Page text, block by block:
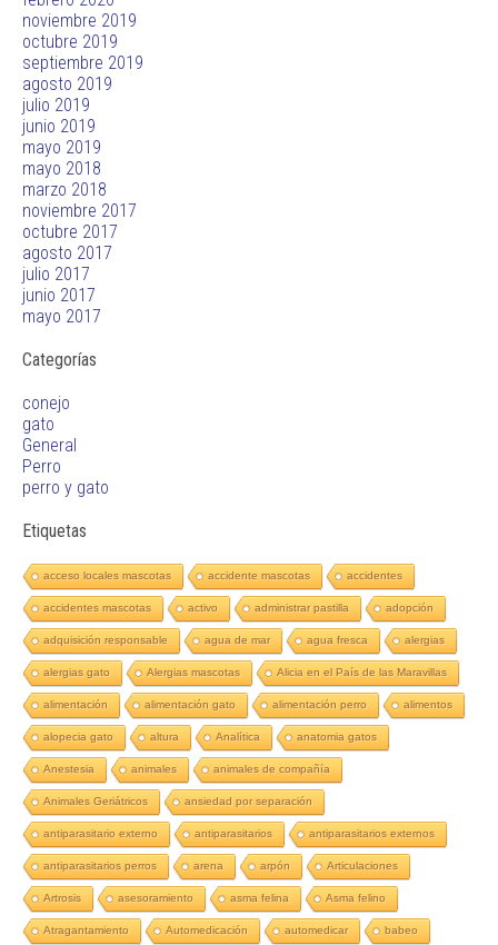
noviembre 2019
octubre 2019
septiembre 2019
agosto 2019
julio 2019
junio 2019
mayo 2019
mayo 2018
marzo 2018
noviembre 2017
octubre 2017
agosto 2017
julio 2017
junio 2017
mayo 2017
Categorías
conejo
gato
General
Perro
perro y gato
Etiquetas
acceso locales mascotas accidente mascotas accidentes
accidentes mascotas activo administrar pastilla adopción
adquisición responsable agua de mar agua fresca alergias
alergias gato Alergias mascotas Alicia en el País de las Maravillas
alimentación alimentación gato alimentación perro alimentos
alopecia gato altura Analítica anatomia gatos
Anestesia animales animales de compañía
Animales Geriátricos ansiedad por separación
antiparasitario externo antiparasitarios antiparasitarios externos
antiparasitarios perros arena arpón Articulaciones
Artrosis asesoramiento asma felina Asma felino
Atragantamiento Automedicación automedicar babeo